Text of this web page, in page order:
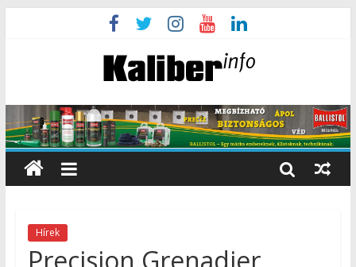
Hírek
Precision Grenadier